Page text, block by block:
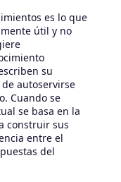
es lo que
útil y no
su
autoservirse
Cuando se
se basa en la
construir sus
entre el
del